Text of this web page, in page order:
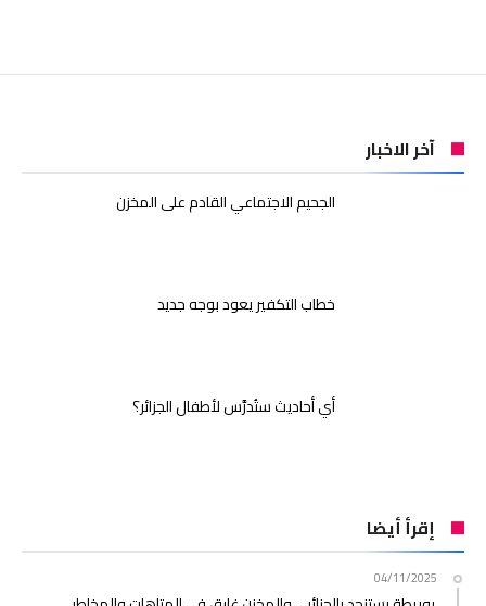
آخر الاخبار
الجحيم الاجتماعي القادم على المخزن
خطاب التكفير يعود بوجه جديد
أي أحاديث ستُدرَّس لأطفال الجزائر؟
إقرأ أيضا
04/11/2025